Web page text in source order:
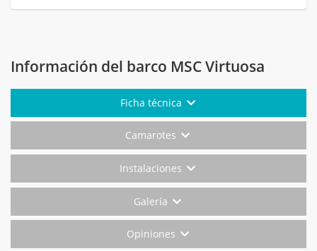
Información del barco MSC Virtuosa
Ficha técnica
Camarotes
Instalaciones
Galería
Opiniones